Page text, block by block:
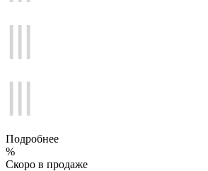
Подробнее
%
Скоро в продаже